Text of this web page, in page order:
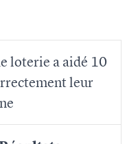
loterie a aidé 10
leur